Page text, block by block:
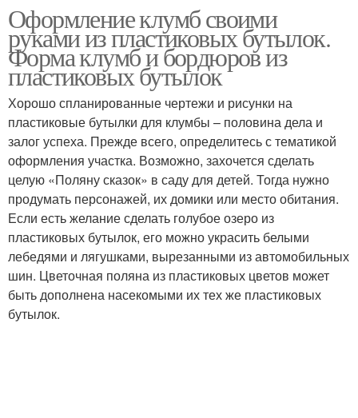
Оформление клумб своими
руками из пластиковых бутылок.
Форма клумб и бордюров из
пластиковых бутылок
Хорошо спланированные чертежи и рисунки на
пластиковые бутылки для клумбы – половина дела и
залог успеха. Прежде всего, определитесь с тематикой
оформления участка. Возможно, захочется сделать
целую «Поляну сказок» в саду для детей. Тогда нужно
продумать персонажей, их домики или место обитания.
Если есть желание сделать голубое озеро из
пластиковых бутылок, его можно украсить белыми
лебедями и лягушками, вырезанными из автомобильных
шин. Цветочная поляна из пластиковых цветов может
быть дополнена насекомыми их тех же пластиковых
бутылок.